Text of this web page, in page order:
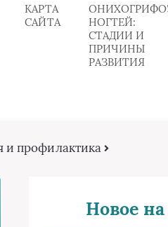
КАРТА
САЙТА
НОГТЕЙ:
СТАДИИ И
ПРИЧИНЫ
РАЗВИТИЯ
и профилактика
Новое на